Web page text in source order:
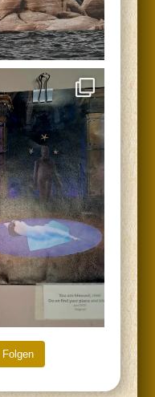
Fol­gen